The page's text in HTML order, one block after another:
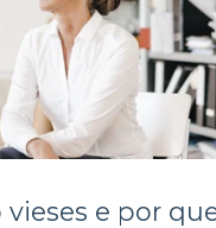
vieses e por